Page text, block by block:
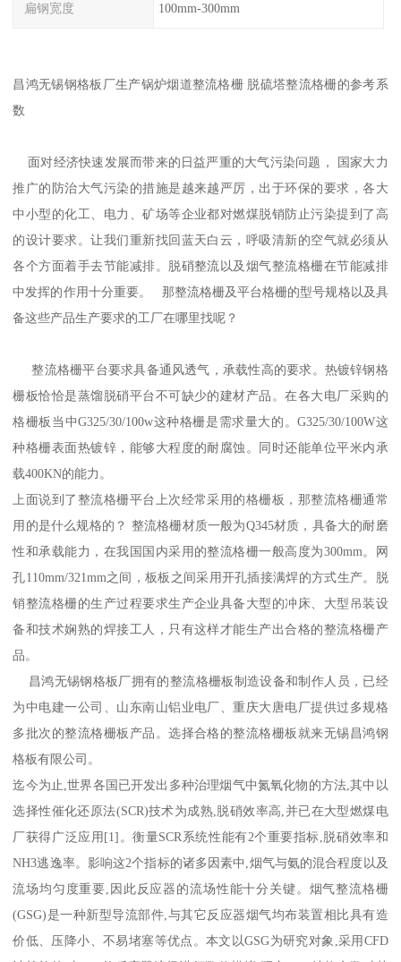
扁钢宽度 100mm-300mm
昌鸿无锡钢格板厂生产锅炉烟道整流格栅 脱硫塔整流格栅的参考系
数
面对经济快速发展而带来的日益严重的大气污染问题， 国家大力
推广的防治大气污染的措施是越来越严厉，出于环保的要求，各大
中小型的化工、电力、矿场等企业都对燃煤脱销防止污染提到了高
的设计要求。让我们重新找回蓝天白云，呼吸清新的空气就必须从
各个方面着手去节能减排。脱硝整流以及烟气整流格栅在节能减排
中发挥的作用十分重要。 那整流格栅及平台格栅的型号规格以及具
备这些产品生产要求的工厂在哪里找呢？
整流格栅平台要求具备通风透气，承载性高的要求。热镀锌钢格
栅板恰恰是蒸馏脱硝平台不可缺少的建材产品。在各大电厂采购的
格栅板当中G325/30/100w这种格栅是需求量大的。G325/30/100W这
种格栅表面热镀锌，能够大程度的耐腐蚀。同时还能单位平米内承
载400KN的能力。
上面说到了整流格栅平台上次经常采用的格栅板，那整流格栅通常
用的是什么规格的？ 整流格栅材质一般为Q345材质，具备大的耐磨
性和承载能力，在我国国内采用的整流格栅一般高度为300mm。网
孔110mm/321mm之间，板板之间采用开孔插接满焊的方式生产。脱
销整流格栅的生产过程要求生产企业具备大型的冲床、大型吊装设
备和技术娴熟的焊接工人，只有这样才能生产出合格的整流格栅产
品。
昌鸿无锡钢格板厂拥有的整流格栅板制造设备和制作人员，已经
为中电建一公司、山东南山铝业电厂、重庆大唐电厂提供过多规格
多批次的整流格栅板产品。选择合格的整流格栅板就来无锡昌鸿钢
格板有限公司。
迄今为止,世界各国已开发出多种治理烟气中氮氧化物的方法,其中以
选择性催化还原法(SCR)技术为成熟,脱硝效率高,并已在大型燃煤电
厂获得广泛应用[1]。衡量SCR系统性能有2个重要指标,脱硝效率和
NH3逃逸率。影响这2个指标的诸多因素中,烟气与氨的混合程度以及
流场均匀度重要,因此反应器的流场性能十分关键。烟气整流格栅
(GSG)是一种新型导流部件,与其它反应器烟气均布装置相比具有造
价低、压降小、不易堵塞等优点。本文以GSG为研究对象,采用CFD